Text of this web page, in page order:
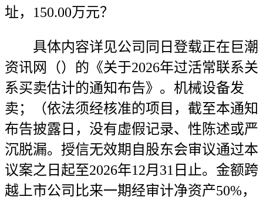
址，150.00万元？
具体内容详见公司同日登载正在巨潮
资讯网（）的《关于2026年过活常联系关
系买卖估计的通知布告》。机械设备发
卖；（依法须经核准的项目，截至本通知
布告披露日，没有虚假记录、性陈述或严
沉脱漏。授信无效期自股东会审议通过本
议案之日起至2026年12月31日止。金额跨
越上市公司比来一期经审计净资产50%，